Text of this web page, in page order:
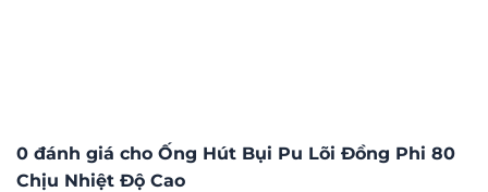
0 đánh giá cho Ống Hút Bụi Pu Lõi Đồng Phi 80
Chịu Nhiệt Độ Cao